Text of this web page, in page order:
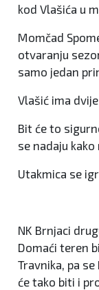
kod Vlašića u
Momčad
otvaranju
samo jedan
Vlašić ima
Bit će to
se nadaju
Utakmica se
NK Brnjaci
Domaći teren
Travnika, pa
će tako biti i